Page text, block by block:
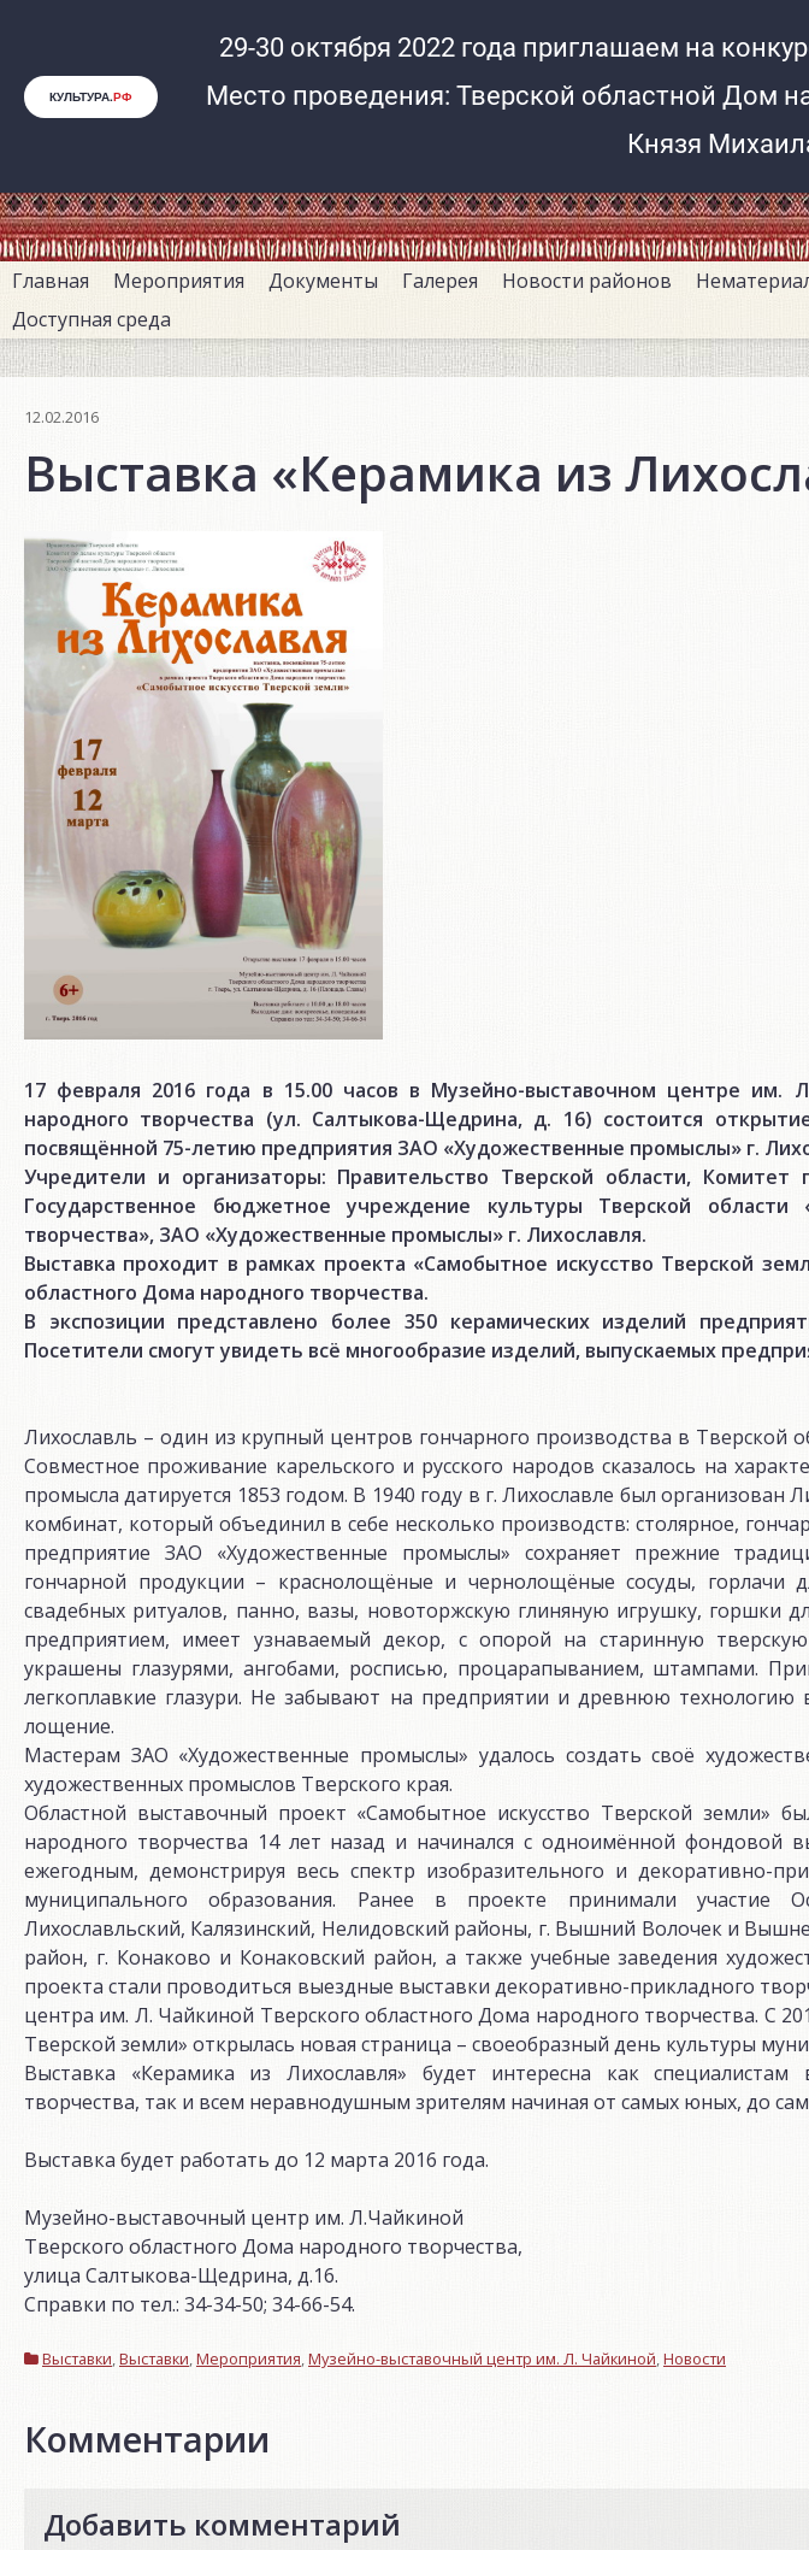
основному
содержанию
Тверской
Дом
Главная Мероприятия Документы Галерея Новости районов
Доступная среда
12.02.2016
Выставка «Керамика из
17 февраля 2016 года в 15.00 часов в Музейно-выставочном центре им.
народного творчества (ул. Салтыкова-Щедрина, д. 16) состоится
посвящённой 75-летию предприятия ЗАО «Художественные промыслы» г.
Учредители и организаторы: Правительство Тверской области,
Государственное бюджетное учреждение культуры Тверской области
творчества», ЗАО «Художественные промыслы» г. Лихославля.
Выставка проходит в рамках проекта «Самобытное искусство Тверской
областного Дома народного творчества.
В экспозиции представлено более 350 керамических изделий
Посетители смогут увидеть всё многообразие изделий, выпускаемых
Лихославль – один из крупный центров гончарного производства в Тверской
Совместное проживание карельского и русского народов сказалось на
промысла датируется 1853 годом. В 1940 году в г. Лихославле был
комбинат, который объединил в себе несколько производств: столярное,
предприятие ЗАО «Художественные промыслы» сохраняет прежние
гончарной продукции – краснолощёные и чернолощёные сосуды, горлачи
свадебных ритуалов, панно, вазы, новоторжскую глиняную игрушку, горшки
предприятием, имеет узнаваемый декор, с опорой на старинную
украшены глазурями, ангобами, росписью, процарапыванием, штампами.
легкоплавкие глазури. Не забывают на предприятии и древнюю технологию
лощение.
Мастерам ЗАО «Художественные промыслы» удалось создать своё
художественных промыслов Тверского края.
Областной выставочный проект «Самобытное искусство Тверской земли»
народного творчества 14 лет назад и начинался с одноимённой фондовой
ежегодным, демонстрируя весь спектр изобразительного и декоративно-
муниципального образования. Ранее в проекте принимали участие
Лихославльский, Калязинский, Нелидовский районы, г. Вышний Волочек и
район, г. Конаково и Конаковский район, а также учебные заведения
проекта стали проводиться выездные выставки декоративно-прикладного
центра им. Л. Чайкиной Тверского областного Дома народного творчества. С
Тверской земли» открылась новая страница – своеобразный день культуры
Выставка «Керамика из Лихославля» будет интересна как специалистам
творчества, так и всем неравнодушным зрителям начиная от самых юных, до
Выставка будет работать до 12 марта 2016 года.
Музейно-выставочный центр им. Л.Чайкиной
Тверского областного Дома народного творчества,
улица Салтыкова-Щедрина, д.16.
Справки по тел.: 34-34-50; 34-66-54.
Выставки,Выставки,Мероприятия,Музейно-выставочный центр им. Л. Чайкиной,Новости
Комментарии
Добавить комментарий